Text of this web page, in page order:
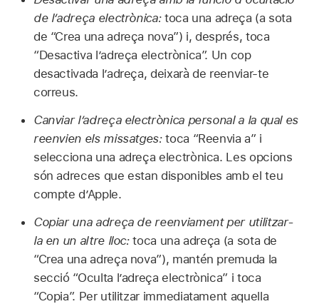
de l’adreça electrònica: toca una adreça (a sota
de “Crea una adreça nova”) i, després, toca
“Desactiva l’adreça electrònica”. Un cop
desactivada l’adreça, deixarà de reenviar-te
correus.
Canviar l’adreça electrònica personal a la qual es
reenvien els missatges:toca “Reenvia a” i
selecciona una adreça electrònica. Les opcions
són adreces que estan disponibles amb el teu
compte d’Apple.
Copiar una adreça de reenviament per utilitzar-
la en un altre lloc:toca una adreça (a sota de
“Crea una adreça nova”), mantén premuda la
secció “Oculta l’adreça electrònica” i toca
“Copia”. Per utilitzar immediatament aquella